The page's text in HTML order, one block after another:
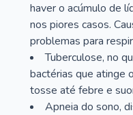
haver o acúmulo de
nos piores casos.
problemas para
Tuberculose, no
bactérias que atinge
tosse até febre e
Apneia do sono,